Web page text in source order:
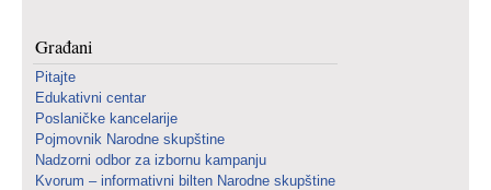
Građani
Pitajte
Edukativni centar
Poslaničke kancelarije
Pojmovnik Narodne skupštine
Nadzorni odbor za izbornu kampanju
Kvorum – informativni bilten Narodne skupštine